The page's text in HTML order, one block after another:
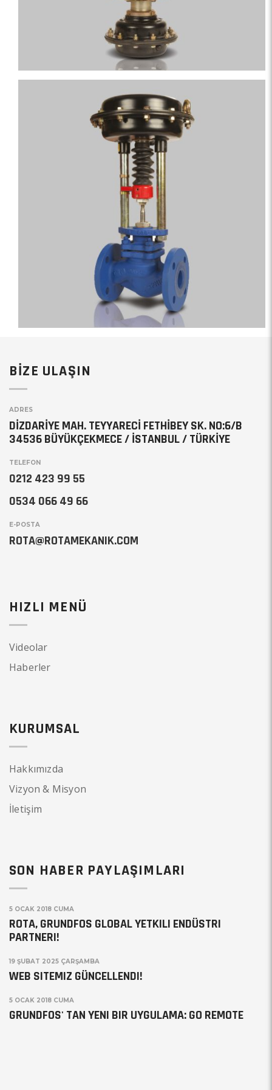
BİZE ULAŞIN
ADRES
DİZDARİYE MAH. TEYYARECİ FETHİBEY SK. NO:6/B
34536 BÜYÜKÇEKMECE / İSTANBUL / TÜRKİYE
TELEFON
0212 423 99 55
0534 066 49 66
E-POSTA
ROTA@ROTAMEKANIK.COM
HIZLI MENÜ
Videolar
Haberler
KURUMSAL
Hakkımızda
Vizyon & Misyon
İletişim
SON HABER PAYLAŞIMLARI
5 OCAK 2018 CUMA
ROTA, GRUNDFOS GLOBAL YETKILI ENDÜSTRI
PARTNERI!
19 ŞUBAT 2025 ÇARŞAMBA
WEB SITEMIZ GÜNCELLENDI!
5 OCAK 2018 CUMA
GRUNDFOS' TAN YENI BIR UYGULAMA: GO REMOTE